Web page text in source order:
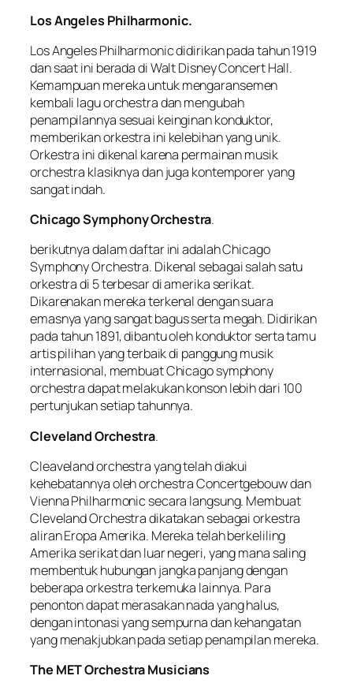
Los Angeles Philharmonic.
Los Angeles Philharmonic didirikan pada tahun 1919
dan saat ini berada di Walt Disney Concert Hall.
Kemampuan mereka untuk mengaransemen
kembali lagu orchestra dan mengubah
penampilannya sesuai keinginan konduktor,
memberikan orkestra ini kelebihan yang unik.
Orkestra ini dikenal karena permainan musik
orchestra klasiknya dan juga kontemporer yang
sangat indah.
Chicago Symphony Orchestra.
berikutnya dalam daftar ini adalah Chicago
Symphony Orchestra. Dikenal sebagai salah satu
orkestra di 5 terbesar di amerika serikat.
Dikarenakan mereka terkenal dengan suara
emasnya yang sangat bagus serta megah. Didirikan
pada tahun 1891, dibantu oleh konduktor serta tamu
artis pilihan yang terbaik di panggung musik
internasional, membuat Chicago symphony
orchestra dapat melakukan konson lebih dari 100
pertunjukan setiap tahunnya.
Cleveland Orchestra.
Cleaveland orchestra yang telah diakui
kehebatannya oleh orchestra Concertgebouw dan
Vienna Philharmonic secara langsung. Membuat
Cleveland Orchestra dikatakan sebagai orkestra
aliran Eropa Amerika. Mereka telah berkeliling
Amerika serikat dan luar negeri, yang mana saling
membentuk hubungan jangka panjang dengan
beberapa orkestra terkemuka lainnya. Para
penonton dapat merasakan nada yang halus,
dengan intonasi yang sempurna dan kehangatan
yang menakjubkan pada setiap penampilan mereka.
The MET Orchestra Musicians